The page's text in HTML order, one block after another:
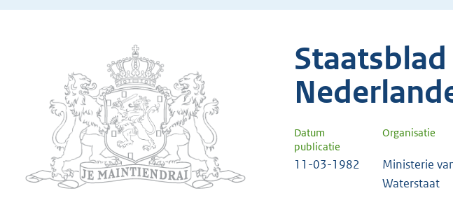
Datum
publicatie
Organisatie
11-03-1982
Ministerie
Waterstaat